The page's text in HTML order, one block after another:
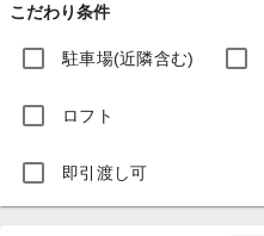
こだわり条件
駐車場(近隣含む)
ロフト
即引渡し可